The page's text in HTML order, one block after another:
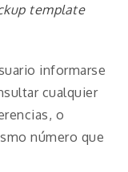
template
informarse
cualquier
o
número que